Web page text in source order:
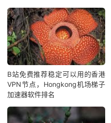
B站免费推荐稳定可以用的香港
VPN节点，Hongkong机场梯子
加速器软件排名